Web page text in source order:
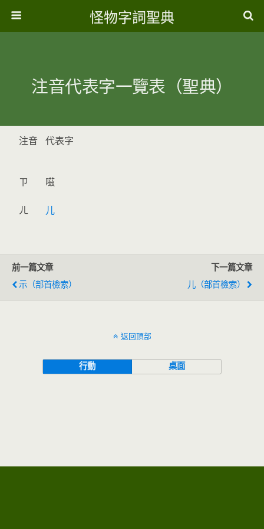
怪物字詞聖典
注音代表字一覽表（聖典）
注音 代表字
ㄗ 嗞
ㄦ 儿
前一篇文章
示（部首檢索）
下一篇文章
儿（部首檢索）
返回頂部
行動 桌面